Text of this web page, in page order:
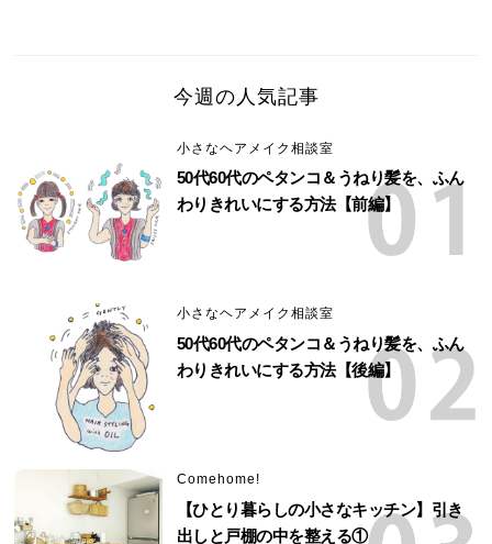
今週の人気記事
小さなヘアメイク相談室
50代60代のペタンコ＆うねり髪を、ふん
わりきれいにする方法【前編】
小さなヘアメイク相談室
50代60代のペタンコ＆うねり髪を、ふん
わりきれいにする方法【後編】
Comehome!
【ひとり暮らしの小さなキッチン】引き
出しと戸棚の中を整える①